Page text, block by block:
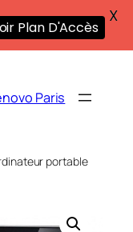
Paris
portable
Plan D'Accès
X